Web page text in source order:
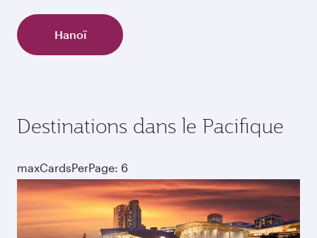
Hanoï
Destinations dans le Pacifique
maxCardsPerPage: 6